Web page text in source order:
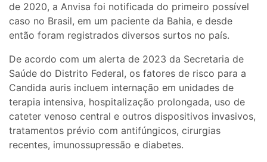
de 2020, a Anvisa foi notificada do primeiro possível
caso no Brasil, em um paciente da Bahia, e desde
então foram registrados diversos surtos no país.
De acordo com um alerta de 2023 da Secretaria de
Saúde do Distrito Federal, os fatores de risco para a
Candida auris incluem internação em unidades de
terapia intensiva, hospitalização prolongada, uso de
cateter venoso central e outros dispositivos invasivos,
tratamentos prévio com antifúngicos, cirurgias
recentes, imunossupressão e diabetes.